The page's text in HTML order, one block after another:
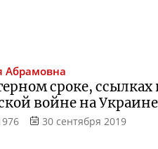
Абрамовна
сроке, ссылках
войне на Украине
30 сентября 2019